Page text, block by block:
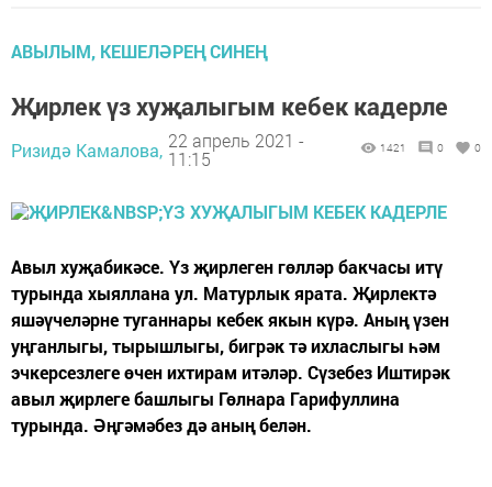
АВЫЛЫМ, КЕШЕЛӘРЕҢ СИНЕҢ
Җирлек үз хуҗалыгым кебек кадерле
Ризидә Камалова, 22 апрель 2021 -
11:15
1421 0 0
Авыл хуҗабикәсе. Үз җирлеген гөлләр бакчасы итү
турында хыяллана ул. Матурлык ярата. Җирлектә
яшәүчеләрне туганнары кебек якын күрә. Аның үзен
уңганлыгы, тырышлыгы, бигрәк тә ихласлыгы һәм
эчкерсезлеге өчен ихтирам итәләр. Сүзебез Иштирәк
авыл җирлеге башлыгы Гөлнара Гарифуллина
турында. Әңгәмәбез дә аның белән.